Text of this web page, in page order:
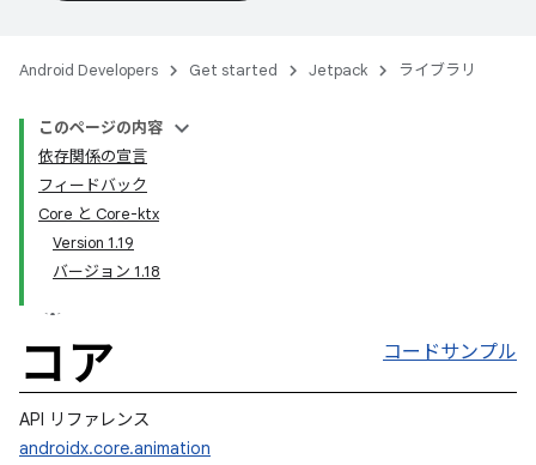
Android Developers Get started Jetpack ライブラリ
このページの内容
依存関係の宣言
フィードバック
Core と Core-ktx
Version 1.19
バージョン 1.18
コア コードサンプル
API リファレンス
androidx.core.animation